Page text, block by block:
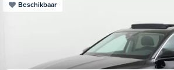
Beschikbaar